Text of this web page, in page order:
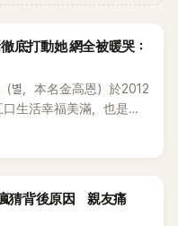
底打動她 網全被暖哭：
별，本名金高恩）於2012
生活幸福美滿，也是韓
度公開當年決定嫁給
猜背後原因 親友痛